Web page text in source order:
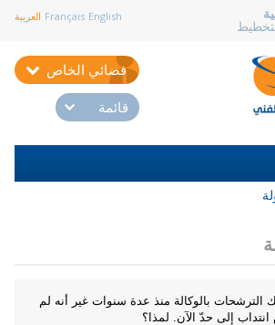
Français English العربية
فضائي الخاص
قائمة
بالوكالة منذ عدة سنوات غير أنه لم
إلى حدّ الآن. لمذا؟